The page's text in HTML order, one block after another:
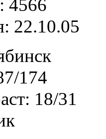
4566
22.10.05
174
18/31